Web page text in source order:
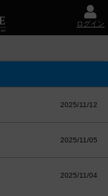
ログイン
2025/11/12
2025/11/05
2025/11/04